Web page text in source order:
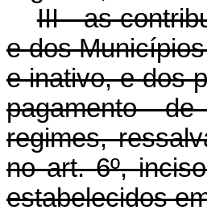
III - as
e dos
e inativo, e dos
pagamento
regimes,
no art. 6º,
estabelecidos